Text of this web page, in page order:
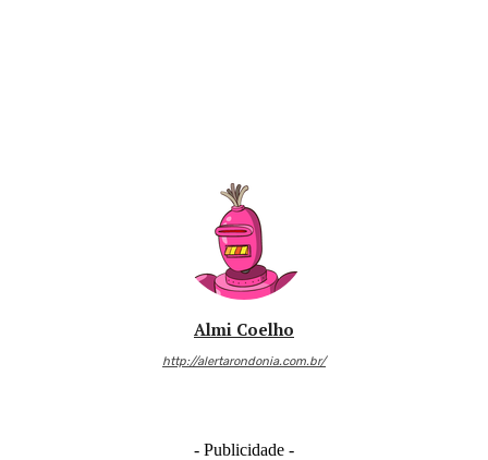
Almi Coelho
http://alertarondonia.com.br/
- Publicidade -